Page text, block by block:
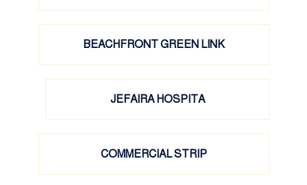
BEACHFRONT GREEN LINK
JEFAIRA HOSPITA
COMMERCIAL STRIP